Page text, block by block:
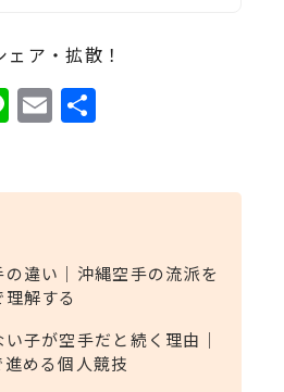
ア・拡散！
Li E 共
違い｜沖縄空手の流派を
解する
子が空手だと続く理由｜
める個人競技